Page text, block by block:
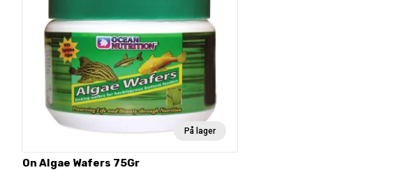
På lager
On Algae Wafers 75Gr